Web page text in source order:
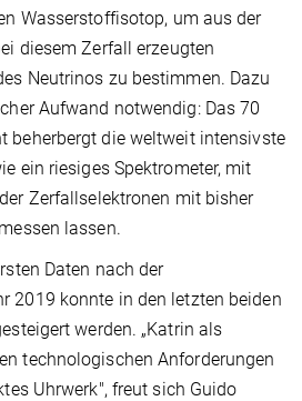
Wasserstoffisotop, um aus der
diesem Zerfall erzeugten
Neutrinos zu bestimmen. Dazu
Aufwand notwendig: Das 70
beherbergt die weltweit intensivste
ein riesiges Spektrometer, mit
Zerfallselektronen mit bisher
lassen.
Daten nach der
2019 konnte in den letzten beiden
werden. „Katrin als
technologischen Anforderungen
Uhrwerk", freut sich Guido